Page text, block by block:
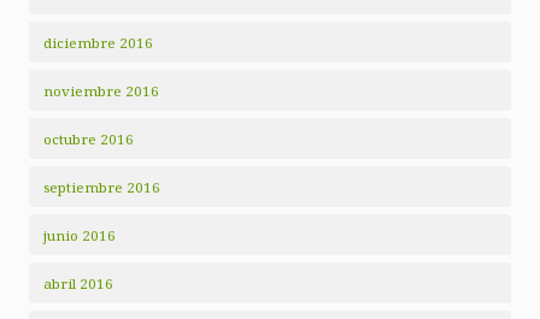
diciembre 2016
noviembre 2016
octubre 2016
septiembre 2016
junio 2016
abril 2016